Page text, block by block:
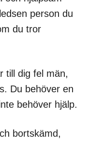
person du
du tror
till dig fel män,
Du behöver en
behöver hjälp.
bortskämd,